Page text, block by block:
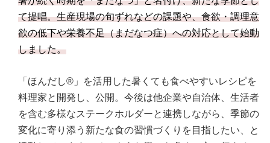
て提唱。生産現場の旬ずれなどの課題や、食欲・調理意
欲の低下や栄養不足（まだなつ症）への対応として始動
しました。
「ほんだし®」を活用した暑くても食べやすいレシピを
料理家と開発し、公開。今後は他企業や自治体、生活者
を含む多様なステークホルダーと連携しながら、季節の
変化に寄り添う新たな食の習慣づくりを目指したい、と